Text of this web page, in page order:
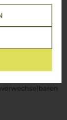
Als wahrer
der
Langlebigkeit,
Die berühmten
Rebsorte
Aroma
dercucina